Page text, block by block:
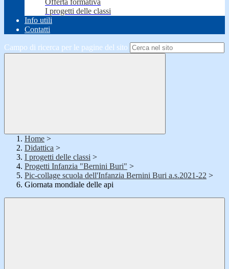
Offerta formativa
I progetti delle classi
Info utili
Contatti
Campo di ricerca per le pagine del sito
Home >
Didattica >
I progetti delle classi >
Progetti Infanzia "Bernini Buri" >
Pic-collage scuola dell'Infanzia Bernini Buri a.s.2021-22 >
Giornata mondiale delle api